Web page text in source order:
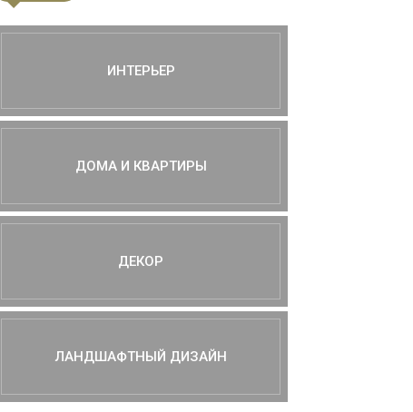
ИНТЕРЬЕР
ДОМА И КВАРТИРЫ
ДЕКОР
ЛАНДШАФТНЫЙ ДИЗАЙН